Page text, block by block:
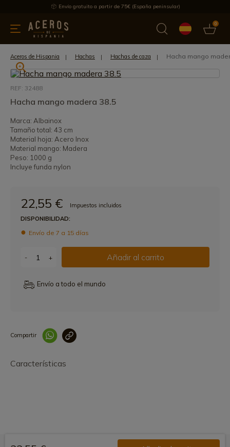
Envío gratuito a partir de 75€ (España peninsular)
0
menaje Ofertas Ultimas novedades Los más vendidos
Aceros de Hispania Hachas Hachas de caza Hacha mango
REF: 32488
Hacha mango madera 38.5
Marca: Albainox
Tamaño total: 43 cm
Material hoja: Acero Inox
Material mango: Madera
Peso: 1000 g
Incluye funda nylon
22,55 €
Impuestos incluidos
DISPONIBILIDAD:
Envío de 7 a 15 días
- + Añadir al carrito
Envío a todo el mundo
Compartir
Características